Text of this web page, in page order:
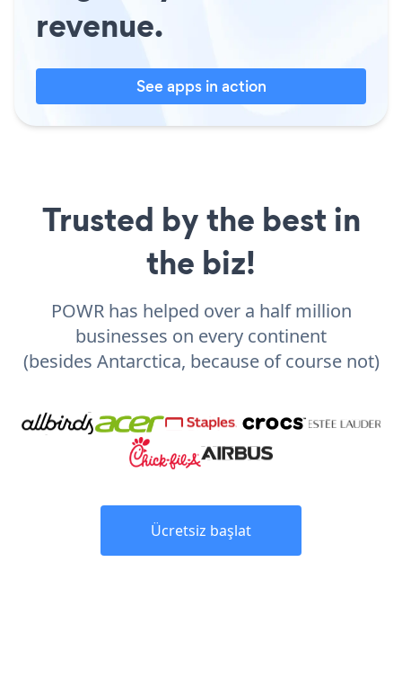
revenue.
See apps in action
Trusted by the best in
the biz!
POWR has helped over a half million
businesses on every continent
(besides Antarctica, because of course not)
Ücretsiz başlat